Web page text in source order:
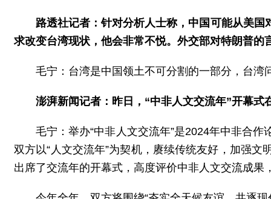
路透社记者：针对分析人士称，中国可能从美
求改变台湾现状，他会非常不悦。外交部对特朗普的
毛宁：台湾是中国领土不可分割的一部分，台
澎湃新闻记者：昨日，“中非人文交流年”开幕
毛宁：举办“中非人文交流年”是2024年中非合
双方以“人文交流年”为契机，赓续传统友好，加强
出席了交流年的开幕式，高度评价中非人文交流成